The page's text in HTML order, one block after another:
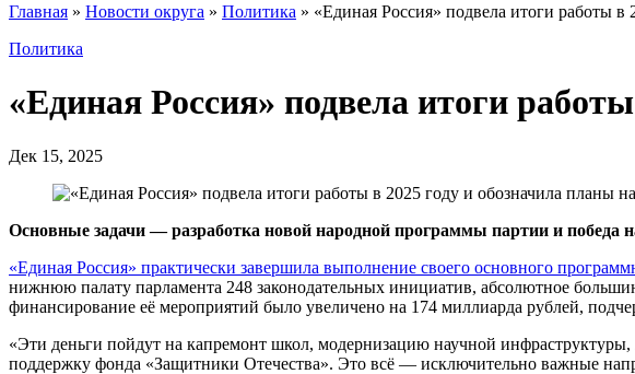
Главная » Новости округа » Политика » «Единая Россия» подвела итоги работы
Политика
«Единая Россия» подвела итоги
Дек 15, 2025
Основные задачи — разработка новой народной программы партии и победа
«Единая Россия» практически завершила выполнение своего основного
нижнюю палату парламента 248 законодательных инициатив, абсолютное
финансирование её мероприятий было увеличено на 174 миллиарда рублей,
«Эти деньги пойдут на капремонт школ, модернизацию научной
поддержку фонда «Защитники Отечества». Это всё — исключительно важные